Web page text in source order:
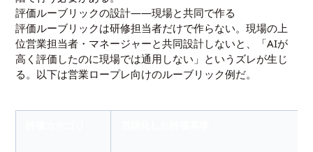
評価ルーブリックの設計——現場と共同で作る
評価ルーブリックは研修担当者だけで作らない。現場の上
位営業担当者・マネージャーと共同設計しないと、「AIが
高く評価したのに現場では通用しない」というズレが生じ
る。以下は営業ロープレ向けのルーブリック例だ。